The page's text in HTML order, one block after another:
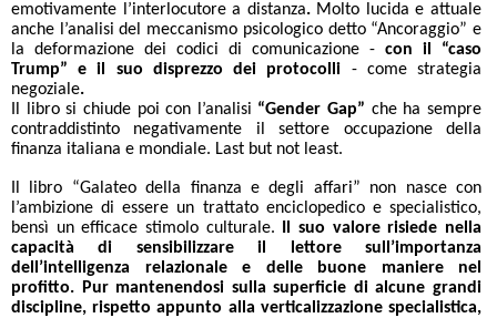
emotivamente l’interlocutore a distanza. Molto lucida e attuale
anche l’analisi del meccanismo psicologico detto “Ancoraggio” e
la deformazione dei codici di comunicazione - con il “caso
Trump” e il suo disprezzo dei protocolli - come strategia
negoziale.
Il libro si chiude poi con l’analisi “Gender Gap” che ha sempre
contraddistinto negativamente il settore occupazione della
finanza italiana e mondiale. Last but not least.
Il libro “Galateo della finanza e degli affari” non nasce con
l’ambizione di essere un trattato enciclopedico e specialistico,
bensì un efficace stimolo culturale.
Il suo valore risiede nella
capacità di sensibilizzare il lettore sull’importanza
dell’intelligenza relazionale e delle buone maniere nel
profitto.
Pur mantenendosi sulla superficie di alcune grandi
discipline, rispetto appunto alla verticalizzazione specialistica,